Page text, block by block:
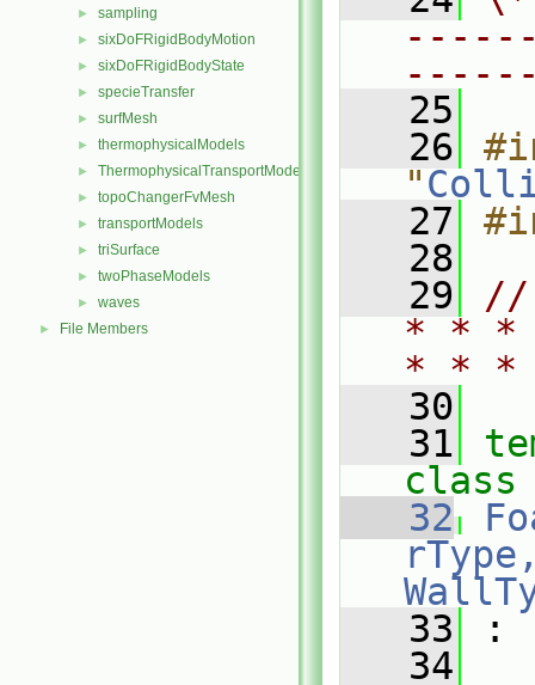
► sampling
► sixDoFRigidBodyMotion
► sixDoFRigidBodyState
► specieTransfer
► surfMesh
► thermophysicalModels
► ThermophysicalTransportModels
► topoChangerFvMesh
► transportModels
► triSurface
► twoPhaseModels
► waves
► File Members
   25
   26
"
   27
   28
   29
//
* * *
* *
   30
   31
class
   32
   33
:
   34